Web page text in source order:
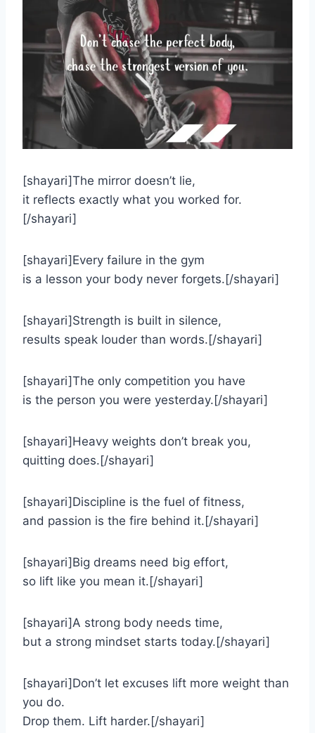
[shayari]The mirror doesn’t lie,
it reflects exactly what you worked for.
[/shayari]
[shayari]Every failure in the gym
is a lesson your body never forgets.[/shayari]
[shayari]Strength is built in silence,
results speak louder than words.[/shayari]
[shayari]The only competition you have
is the person you were yesterday.[/shayari]
[shayari]Heavy weights don’t break you,
quitting does.[/shayari]
[shayari]Discipline is the fuel of fitness,
and passion is the fire behind it.[/shayari]
[shayari]Big dreams need big effort,
so lift like you mean it.[/shayari]
[shayari]A strong body needs time,
but a strong mindset starts today.[/shayari]
[shayari]Don’t let excuses lift more weight than
you do.
Drop them. Lift harder.[/shayari]